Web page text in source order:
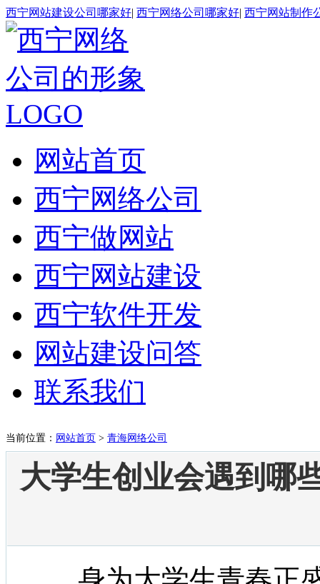
西宁网站建设公司哪家好| 西宁网络公司哪家好| 西宁网站制作
网站首页
西宁网络公司
西宁做网站
西宁网站建设
西宁软件开发
网站建设问答
联系我们
当前位置： 网站首页 > 青海网络公司
大学生创业会遇到哪